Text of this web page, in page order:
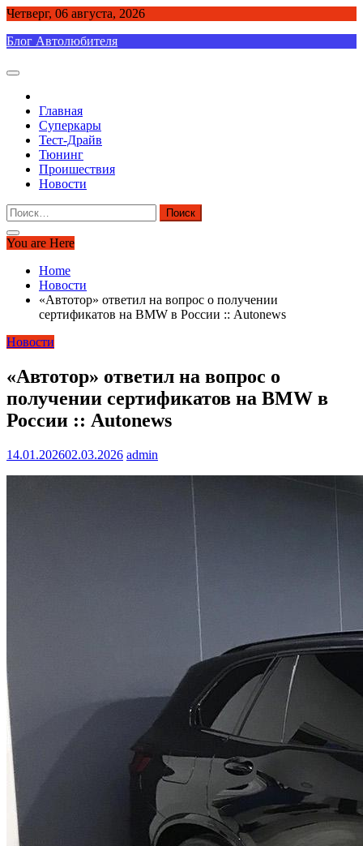
Skip
content
Четверг, 06 августа, 2026
Блог Автолюбителя
Главная
Суперкары
Тест-Драйв
Тюнинг
Проишествия
Новости
Найти:
You are Here
Home
Новости
«Автотор» ответил на вопрос о получении
сертификатов на BMW в России :: Autonews
Новости
«Автотор» ответил на вопрос о
получении сертификатов на BMW в
России :: Autonews
14.01.202602.03.2026 admin